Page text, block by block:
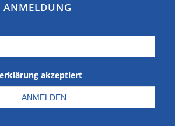
ANMELDUNG
akzeptiert